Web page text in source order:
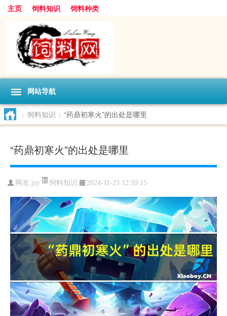
主页 饲料知识 饲料种类
网站导航
> 饲料知识 > “药鼎初寒火”的出处是哪里
“药鼎初寒火”的出处是哪里
网友:jzy 饲料知识 2024-11-23 12:59:15